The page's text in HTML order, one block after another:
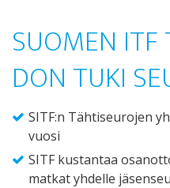
SUOMEN ITF
DON TUKI
SITF:n Tähtiseurojen
vuosi
SITF kustantaa
matkat yhdelle